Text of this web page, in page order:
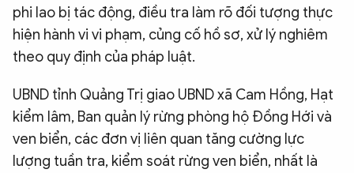
phi lao bị tác động, điều tra làm rõ đối tượng thực
hiện hành vi vi phạm, củng cố hồ sơ, xử lý nghiêm
theo quy định của pháp luật.
UBND tỉnh Quảng Trị giao UBND xã Cam Hồng, Hạt
kiểm lâm, Ban quản lý rừng phòng hộ Đồng Hới và
ven biển, các đơn vị liên quan tăng cường lực
lượng tuần tra, kiểm soát rừng ven biển, nhất là